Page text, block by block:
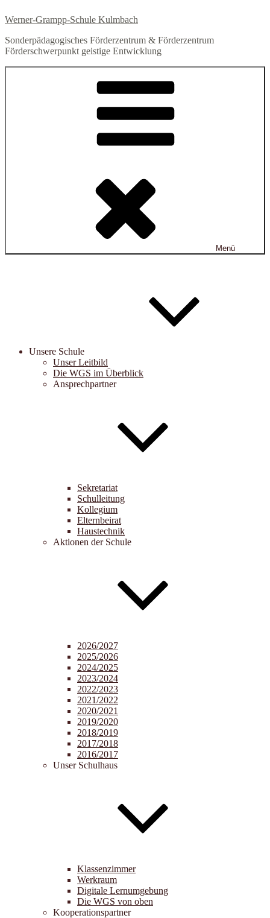
Inhalt
Werner-Grampp-Schule Kulmbach
Sonderpädagogisches Förderzentrum & Förderzentrum
Förderschwerpunkt geistige Entwicklung
Menü
Unsere Schule
Unser Leitbild
Die WGS im Überblick
Ansprechpartner
Sekretariat
Schulleitung
Kollegium
Elternbeirat
Haustechnik
Aktionen der Schule
2026/2027
2025/2026
2024/2025
2023/2024
2022/2023
2021/2022
2020/2021
2019/2020
2018/2019
2017/2018
2016/2017
Unser Schulhaus
Klassenzimmer
Werkraum
Digitale Lernumgebung
Die WGS von oben
Kooperationspartner